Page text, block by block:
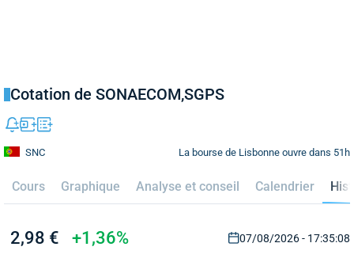
Cotation de SONAECOM,SGPS
La bourse de Lisbonne ouvre dans 51h
SNC
Cours Graphique Analyse et conseil Calendrier
2,98 € +1,36% 07/08/2026 - 17:35:08